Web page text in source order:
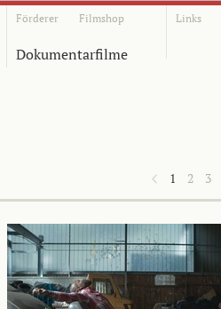
Förderer Filmshop Links
Dokumentarfilme
1 2 3